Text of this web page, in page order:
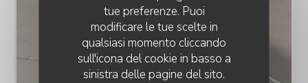
tue preferenze. Puoi
modificare le tue scelte in
qualsiasi momento cliccando
sull'icona del cookie in basso a
sinistra delle pagine del sito.